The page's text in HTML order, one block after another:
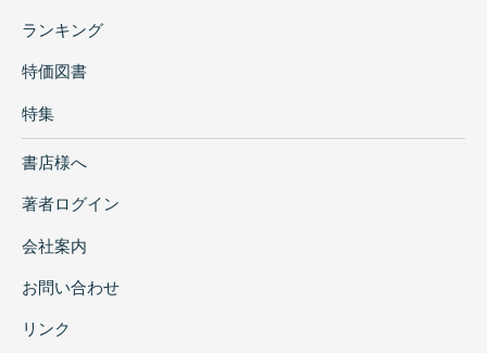
ランキング
特価図書
特集
書店様へ
著者ログイン
会社案内
お問い合わせ
リンク